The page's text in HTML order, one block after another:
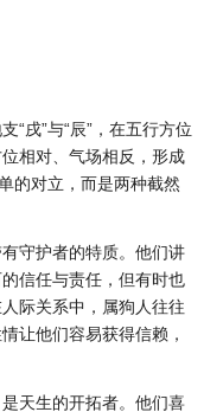
“戌”与“辰”，在五行方位
相对、气场相反，形成
的对立，而是两种截然
守护者的特质。他们讲
信任与责任，但有时也
际关系中，属狗人往往
让他们容易获得信赖，
天生的开拓者。他们喜